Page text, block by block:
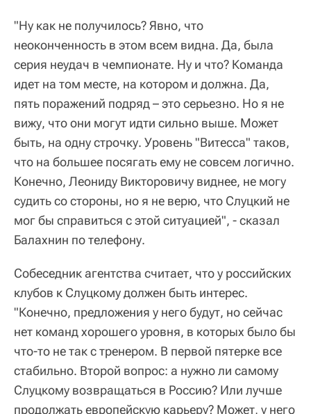
"Ну как не получилось? Явно, что
неоконченность в этом всем видна. Да, была
серия неудач в чемпионате. Ну и что? Команда
идет на том месте, на котором и должна. Да,
пять поражений подряд – это серьезно. Но я не
вижу, что они могут идти сильно выше. Может
быть, на одну строчку. Уровень "Витесса" таков,
что на большее посягать ему не совсем логично.
Конечно, Леониду Викторовичу виднее, не могу
судить со стороны, но я не верю, что Слуцкий не
мог бы справиться с этой ситуацией", - сказал
Балахнин по телефону.
Собеседник агентства считает, что у российских
клубов к Слуцкому должен быть интерес.
"Конечно, предложения у него будут, но сейчас
нет команд хорошего уровня, в которых было бы
что-то не так с тренером. В первой пятерке все
стабильно. Второй вопрос: а нужно ли самому
Слуцкому возвращаться в Россию? Или лучше
продолжать европейскую карьеру? Может, у него